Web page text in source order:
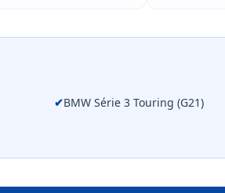
✔BMW Série 3 Touring (G21)